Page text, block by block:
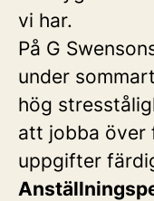
vi har.
På G
under
hög
att jobba över
uppgifter